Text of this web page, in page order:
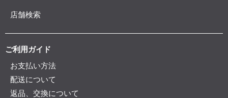
店舗検索
ご利用ガイド
お支払い方法
配送について
返品、交換について